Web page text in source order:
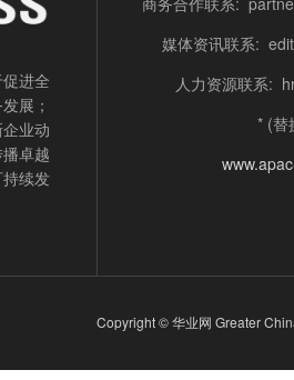
进全
展；
业动
卓越
续发
媒体资讯联系:
人力资源联系:
* (替
Copyright © 华业网 Greater